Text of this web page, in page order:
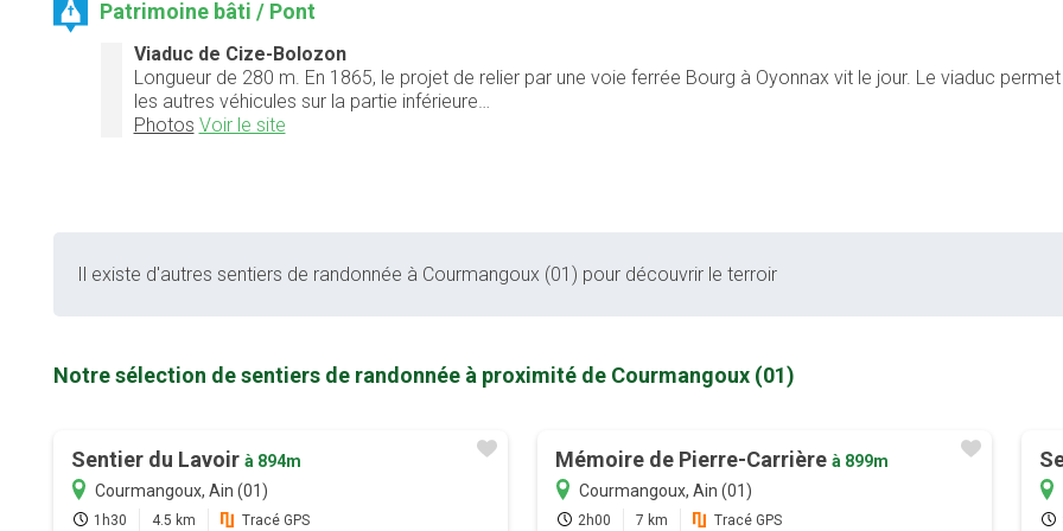
Patrimoine bâti / Pont
Viaduc de Cize-Bolozon
Longueur de 280 m. En 1865, le projet de relier par une voie ferrée Bourg à Oyonnax vit le jour. Le viaduc
les autres véhicules sur la partie inférieure…
Photos Voir le site
Il existe d'autres sentiers de randonnée à Courmangoux (01) pour découvrir le terroir
Notre sélection de sentiers de randonnée à proximité de Courmangoux (01)
Sentier du Lavoir à 894m
Courmangoux, Ain (01)
1h30 4.5 km Tracé GPS
Mémoire de Pierre-Carrière à 899m
Courmangoux, Ain (01)
2h00 7 km Tracé GPS